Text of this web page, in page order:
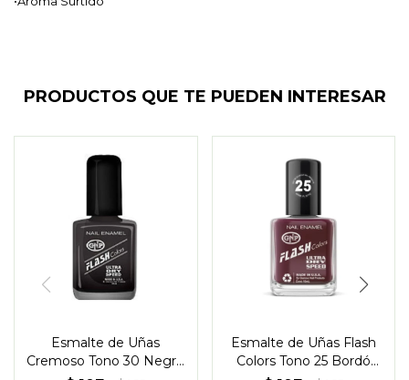
PRODUCTOS QUE TE PUEDEN INTERESAR
Esmalte de Uñas
Cremoso Tono 30 Negro
Esmalte de Uñas Flash
Colors Tono 25 Bordó